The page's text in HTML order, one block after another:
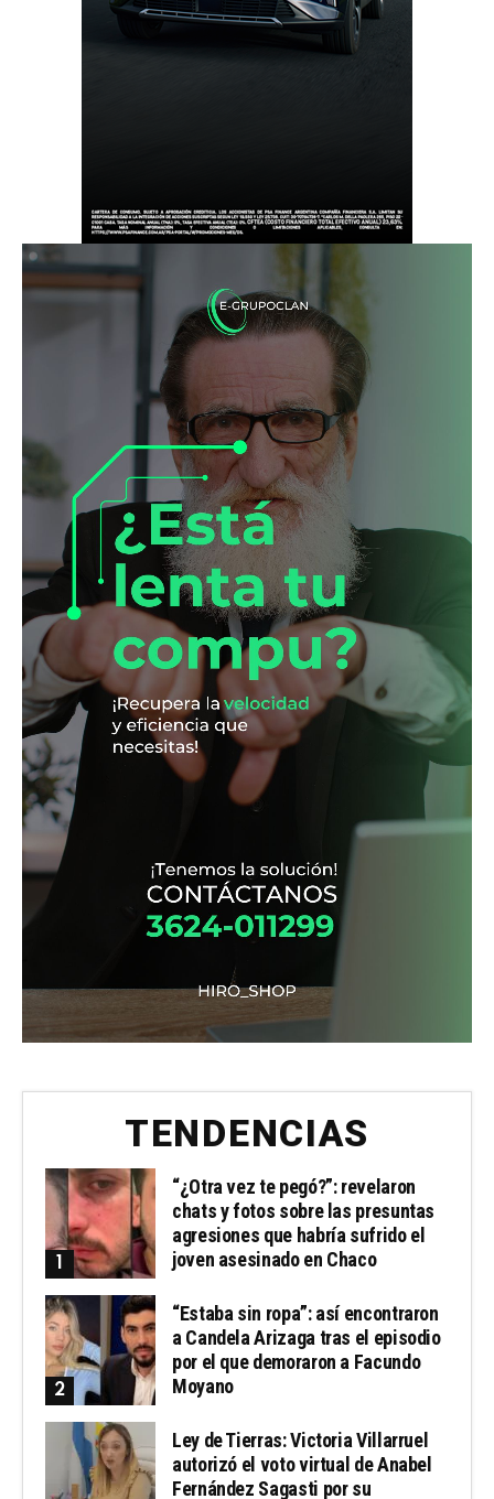
TENDENCIAS
“¿Otra vez te pegó?”: revelaron
chats y fotos sobre las presuntas
agresiones que habría sufrido el
joven asesinado en Chaco
“Estaba sin ropa”: así encontraron
a Candela Arizaga tras el episodio
por el que demoraron a Facundo
Moyano
Ley de Tierras: Victoria Villarruel
autorizó el voto virtual de Anabel
Fernández Sagasti por su